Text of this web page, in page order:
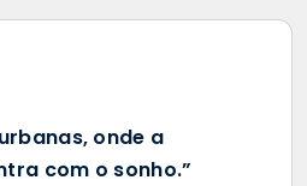
onde a
com o sonho.”